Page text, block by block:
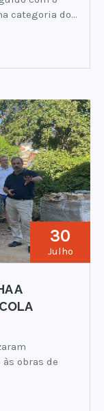
categoria do…
30
Julho
A
obras de